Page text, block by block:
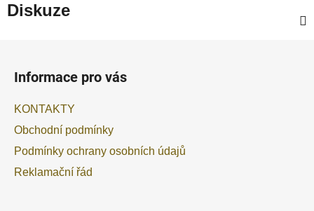
Diskuze
Informace pro vás
KONTAKTY
Obchodní podmínky
Podmínky ochrany osobních údajů
Reklamační řád